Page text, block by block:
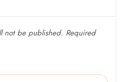
not be published. Required